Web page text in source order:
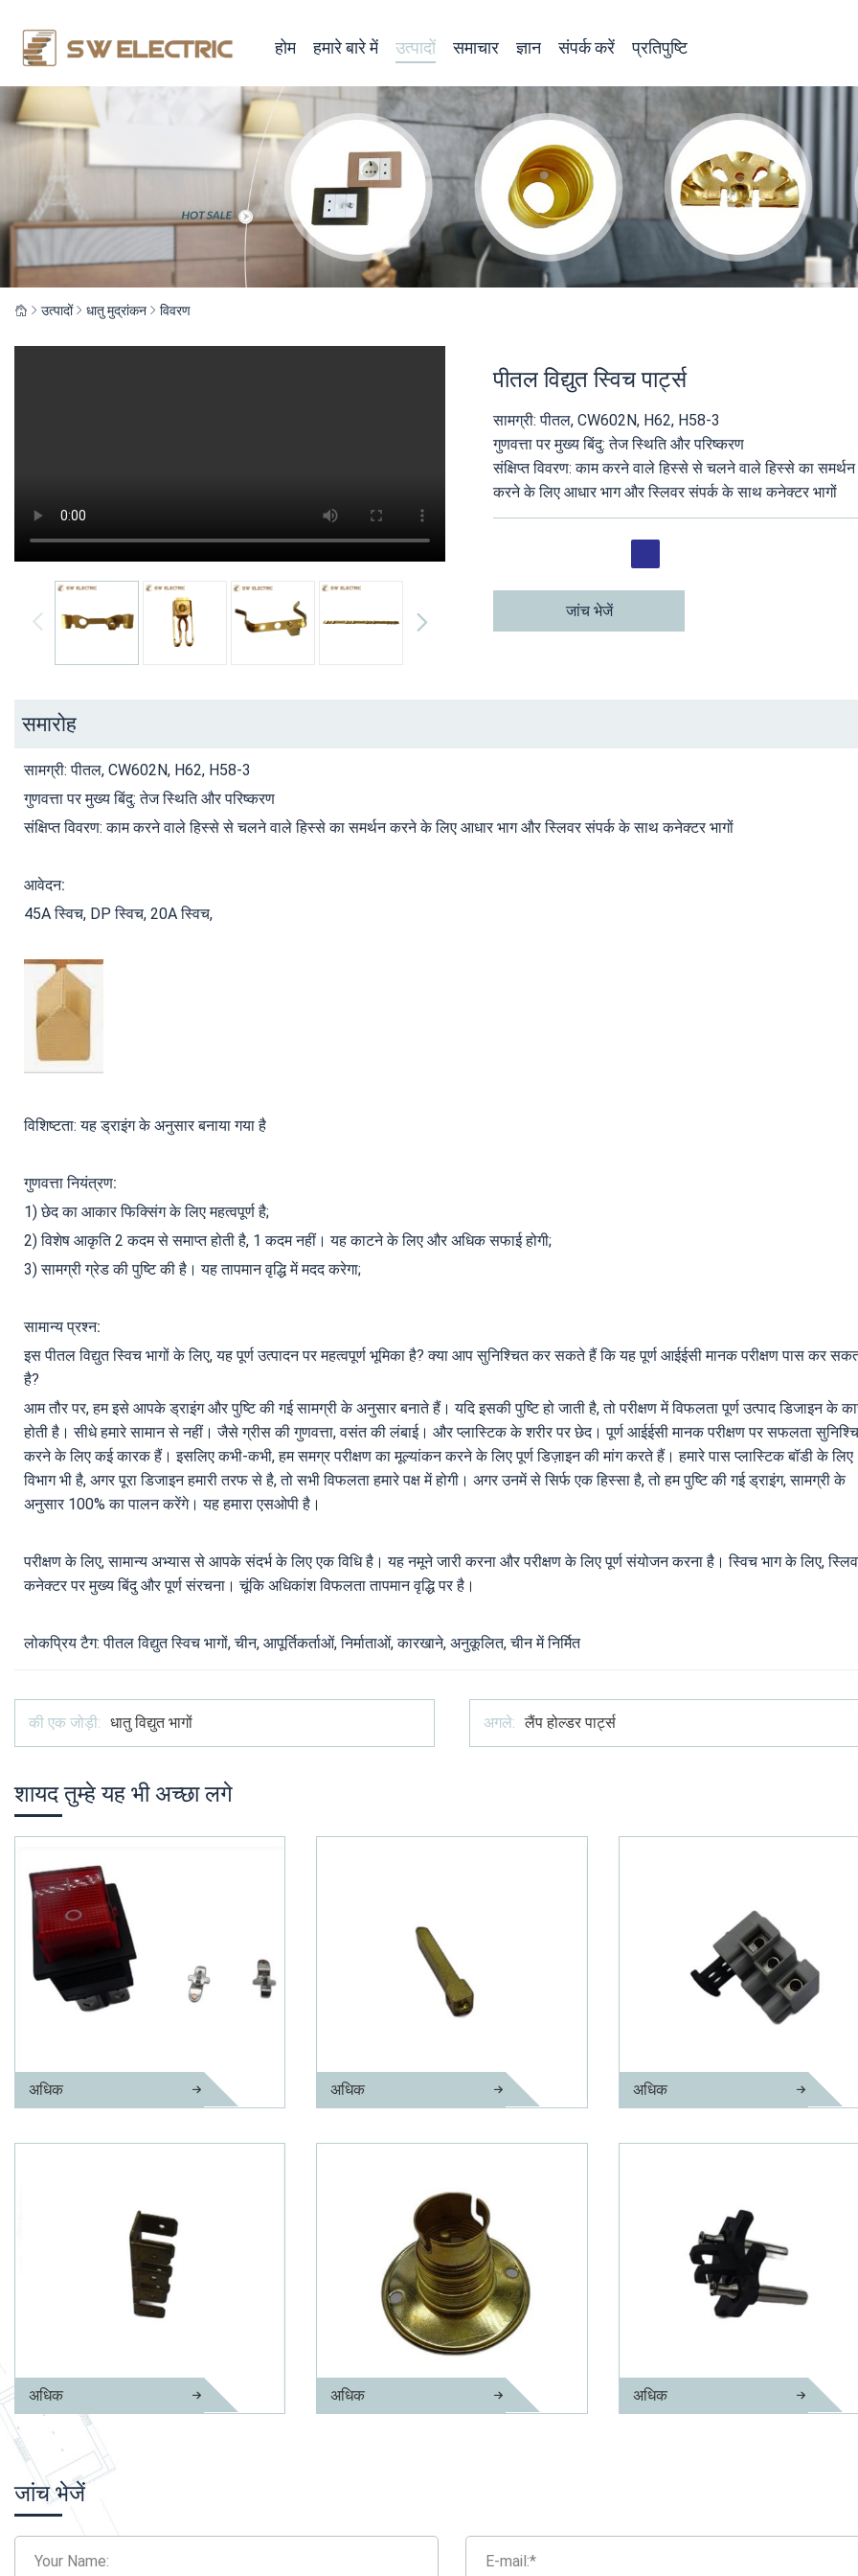
होम हमारे बारे में उत्पादों समाचार ज्ञान संपर्क करें प्रतिपुष्टि
उत्पादों धातु मुद्रांकन विवरण
पीतल विद्युत स्विच पार्ट्स
सामग्री: पीतल, CW602N, H62, H58-3
गुणवत्ता पर मुख्य बिंदु: तेज स्थिति और परिष्करण
संक्षिप्त विवरण: काम करने वाले हिस्से से चलने वाले हिस्से का समर्थन
करने के लिए आधार भाग और स्लिवर संपर्क के साथ कनेक्टर भागों
जांच भेजें
समारोह
सामग्री: पीतल, CW602N, H62, H58-3
गुणवत्ता पर मुख्य बिंदु: तेज स्थिति और परिष्करण
संक्षिप्त विवरण: काम करने वाले हिस्से से चलने वाले हिस्से का समर्थन करने के लिए आधार भाग और स्लिवर संपर्क के साथ कनेक्टर भागों
आवेदन:
45A स्विच, DP स्विच, 20A स्विच,
विशिष्टता: यह ड्राइंग के अनुसार बनाया गया है
गुणवत्ता नियंत्रण:
1) छेद का आकार फिक्सिंग के लिए महत्वपूर्ण है;
2) विशेष आकृति 2 कदम से समाप्त होती है, 1 कदम नहीं। यह काटने के लिए और अधिक सफाई होगी;
3) सामग्री ग्रेड की पुष्टि की है। यह तापमान वृद्धि में मदद करेगा;
सामान्य प्रश्न:
इस पीतल विद्युत स्विच भागों के लिए, यह पूर्ण उत्पादन पर महत्वपूर्ण भूमिका है? क्या आप सुनिश्चित कर सकते हैं कि यह पूर्ण आईईसी मानक परीक्षण पास कर
है?
आम तौर पर, हम इसे आपके ड्राइंग और पुष्टि की गई सामग्री के अनुसार बनाते हैं। यदि इसकी पुष्टि हो जाती है, तो परीक्षण में विफलता पूर्ण उत्पाद डिजाइन के
होती है। सीधे हमारे सामान से नहीं। जैसे ग्रीस की गुणवत्ता, वसंत की लंबाई। और प्लास्टिक के शरीर पर छेद। पूर्ण आईईसी मानक परीक्षण पर सफलता
करने के लिए कई कारक हैं। इसलिए कभी-कभी, हम समग्र परीक्षण का मूल्यांकन करने के लिए पूर्ण डिज़ाइन की मांग करते हैं। हमारे पास प्लास्टिक बॉडी के लिए
विभाग भी है, अगर पूरा डिजाइन हमारी तरफ से है, तो सभी विफलता हमारे पक्ष में होगी। अगर उनमें से सिर्फ एक हिस्सा है, तो हम पुष्टि की गई ड्राइंग, सामग्री के
अनुसार 100% का पालन करेंगे। यह हमारा एसओपी है।
परीक्षण के लिए, सामान्य अभ्यास से आपके संदर्भ के लिए एक विधि है। यह नमूने जारी करना और परीक्षण के लिए पूर्ण संयोजन करना है। स्विच भाग के लिए,
कनेक्टर पर मुख्य बिंदु और पूर्ण संरचना। चूंकि अधिकांश विफलता तापमान वृद्धि पर है।
लोकप्रिय टैग: पीतल विद्युत स्विच भागों, चीन, आपूर्तिकर्ताओं, निर्माताओं, कारखाने, अनुकूलित, चीन में निर्मित
की एक जोड़ी: धातु विद्युत भागों अगले: लैंप होल्डर पार्ट्स
शायद तुम्हे यह भी अच्छा लगे
अधिक
अधिक
अधिक
अधिक
पीतल तटस्थ लिंक
अधिक
अधिक
जांच भेजें